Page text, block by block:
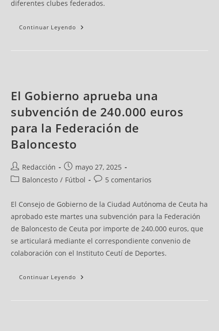
diferentes clubes federados.
Continuar Leyendo
El Gobierno aprueba una
subvención de 240.000 euros
para la Federación de
Baloncesto
Redacción
mayo 27, 2025
Baloncesto / Fútbol 5 comentarios
El Consejo de Gobierno de la Ciudad Autónoma de Ceuta ha
aprobado este martes una subvención para la Federación
de Baloncesto de Ceuta por importe de 240.000 euros, que
se articulará mediante el correspondiente convenio de
colaboración con el Instituto Ceutí de Deportes.
Continuar Leyendo